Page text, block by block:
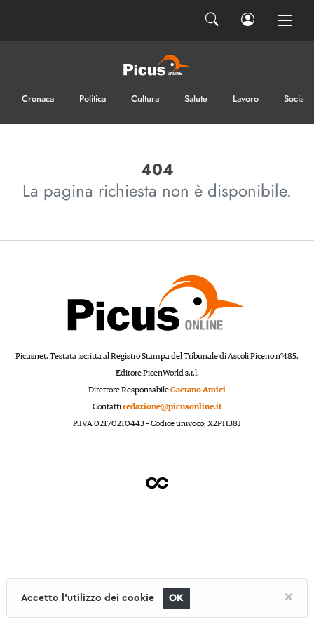
Cronaca Politica Cultura Salute Lavoro Sociale
404
La pagina richiesta non è disponibile.
Picusnet. Testata iscritta al Registro Stampa del Tribunale di Ascoli Piceno n°485.
Editore PicenWorld s.r.l.
Direttore ResponsabileGaetano Amici
Contattiredazione@picusonline.it
P.IVA 02170210443 – Codice univoco: X2PH38J
Codice di controllo
Accetto l'utilizzo dei cookie OK ×